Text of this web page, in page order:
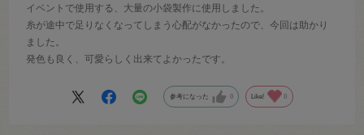
イベントで使用する、大量の小袋製作に使用しました。
糸が途中で足りなくなってしまう心配がなかったので、今回は助かり
ました。
発色も良く、可愛らしく出来てよかったです。
参考になった 0 Like! 0